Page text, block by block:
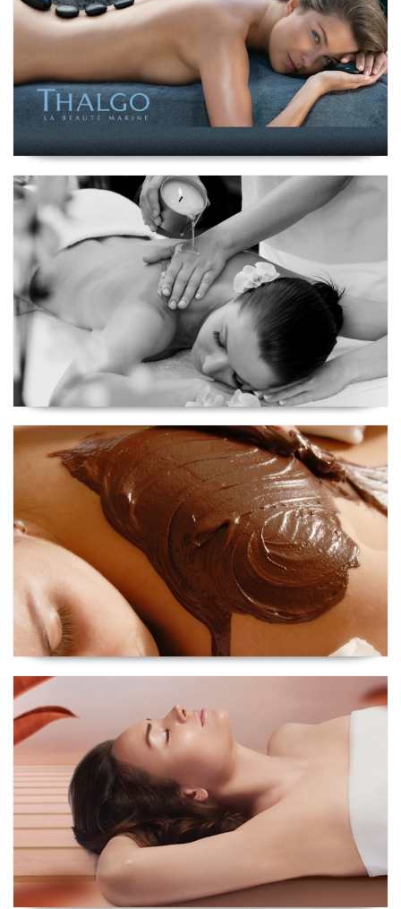
Ritual Candle Romantic
Viagem ao Equador
Indonésia Ancestrale